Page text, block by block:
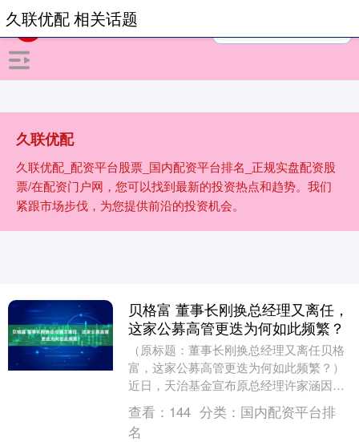
久联优配
久联优配_配资平台股票_国内配资平台排名_正规实盘配资股
票/在配资门户网，您可以找到最新的投资热点和趋势。我们
紧跟市场步伐，为您提供前沿的投资机会。
久联优配 相关话题
贝格富 董事长刚换总经理又离任，
这家公募高管更迭为何如此频繁？
（原标题：董事长刚换总经理又离任贝格
富，这家公募高管更迭为何如此频繁？）
近日，天治基金宣布原总经理许家涵因个
人原因离任，董事长柴晓秀代行总经理职
务。柴晓秀是该....
查看： 144 分类： 国内配资平台排
名